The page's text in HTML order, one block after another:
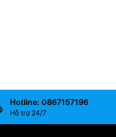
Hotline: 0867157196
Hỗ trợ 24/7